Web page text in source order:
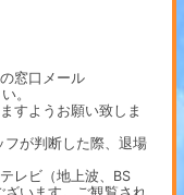
窓口メール
。
すようお願い致しま
フが判断した際、退場
レビ（地上波、BS